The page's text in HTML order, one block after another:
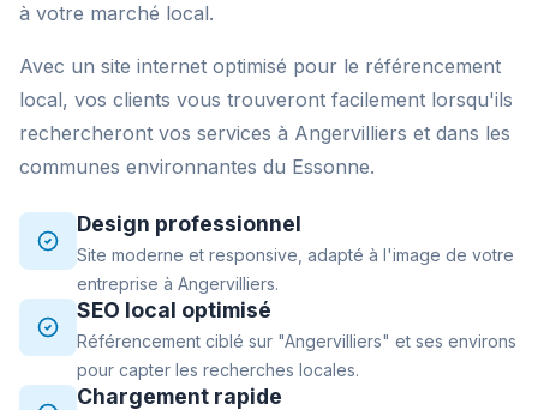
à votre marché local.
Avec un site internet optimisé pour le référencement
local, vos clients vous trouveront facilement lorsqu'ils
rechercheront vos services à Angervilliers et dans les
communes environnantes du Essonne.
Design professionnel
Site moderne et responsive, adapté à l'image de votre
entreprise à Angervilliers.
SEO local optimisé
Référencement ciblé sur "Angervilliers" et ses environs
pour capter les recherches locales.
Chargement rapide